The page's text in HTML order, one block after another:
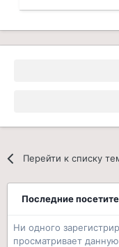
Перейти к списку
Последние
Ни одного
просматривает